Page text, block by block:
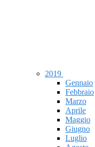
2019
Gennaio
Febbraio
Marzo
Aprile
Maggio
Giugno
Luglio